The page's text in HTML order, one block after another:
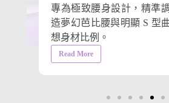
專為極致腰身設計，精準
造夢幻芭比腰與明顯 S 型
想身材比例。
Read More